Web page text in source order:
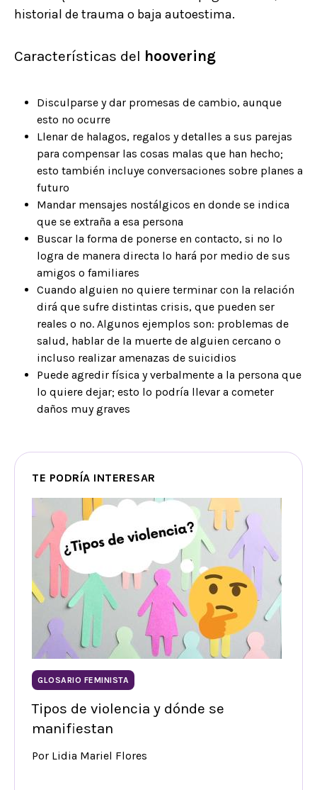
historial de trauma o baja autoestima.
Características del hoovering
Disculparse y dar promesas de cambio, aunque
esto no ocurre
Llenar de halagos, regalos y detalles a sus parejas
para compensar las cosas malas que han hecho;
esto también incluye conversaciones sobre planes a
futuro
Mandar mensajes nostálgicos en donde se indica
que se extraña a esa persona
Buscar la forma de ponerse en contacto, si no lo
logra de manera directa lo hará por medio de sus
amigos o familiares
Cuando alguien no quiere terminar con la relación
dirá que sufre distintas crisis, que pueden ser
reales o no. Algunos ejemplos son: problemas de
salud, hablar de la muerte de alguien cercano o
incluso realizar amenazas de suicidios
Puede agredir física y verbalmente a la persona que
lo quiere dejar; esto lo podría llevar a cometer
daños muy graves
TE PODRÍA INTERESAR
GLOSARIO FEMINISTA
Tipos de violencia y dónde se
manifiestan
Por Lidia Mariel Flores